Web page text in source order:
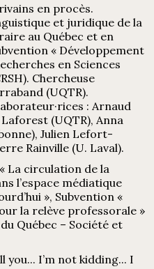
en procès.
et juridique de la
au Québec et en
« Développement
en Sciences
Chercheuse
(UQTR).
: Arnaud
(UQTR), Anna
Julien Lefort-
Rainville (U. Laval).
La circulation de la
l’espace médiatique
», Subvention «
la relève professorale »
Québec – Société et
you... I’m not kidding... I